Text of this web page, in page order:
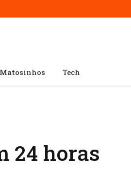
Matosinhos Tech
24 horas